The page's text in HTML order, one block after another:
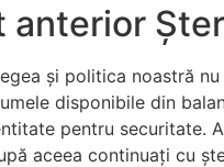
anterior
și politica noastră
disponibile din
pentru securitate.
aceea continuați cu